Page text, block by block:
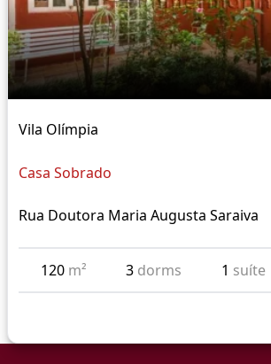
Vila Olímpia
Casa Sobrado
Rua Doutora Maria Augusta Saraiva
120 m² 3 dorms 1 suíte